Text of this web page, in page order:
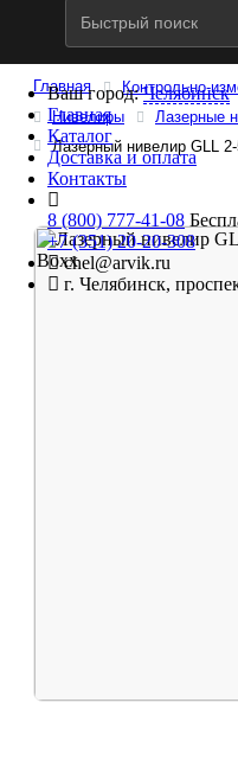
Ваш город:Челябинск
Главная
Каталог
Доставка и оплата
Контакты
8 (800) 777-41-08
+7 (351) 20-20-308
chel@arvik.ru
г. Челябинск,
Главная
Контрольно-
Нивелиры
Лазерные
Лазерный нивелир GLL